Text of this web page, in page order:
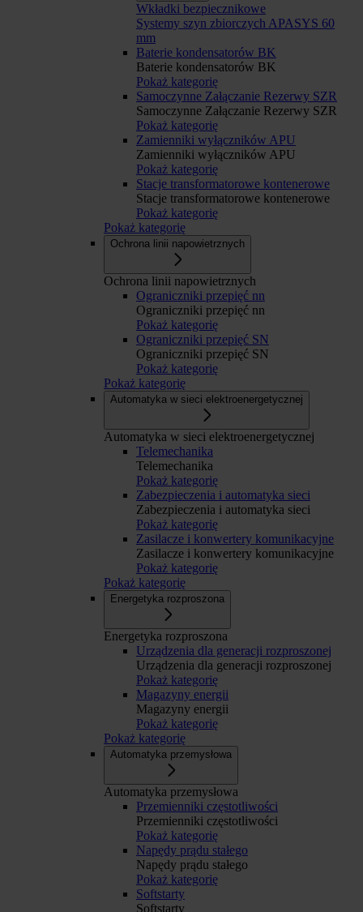
Wkładki bezpiecznikowe
Systemy szyn zbiorczych APASYS 60
mm
Baterie kondensatorów BK
Baterie kondensatorów BK
Pokaż kategorię
Samoczynne Załączanie Rezerwy SZR
Samoczynne Załączanie Rezerwy SZR
Pokaż kategorię
Zamienniki wyłączników APU
Zamienniki wyłączników APU
Pokaż kategorię
Stacje transformatorowe kontenerowe
Stacje transformatorowe kontenerowe
Pokaż kategorię
Pokaż kategorię
Ochrona linii napowietrznych
Ochrona linii napowietrznych
Ograniczniki przepięć nn
Ograniczniki przepięć nn
Pokaż kategorię
Ograniczniki przepięć SN
Ograniczniki przepięć SN
Pokaż kategorię
Pokaż kategorię
Automatyka w sieci elektroenergetycznej
Automatyka w sieci elektroenergetycznej
Telemechanika
Telemechanika
Pokaż kategorię
Zabezpieczenia i automatyka sieci
Zabezpieczenia i automatyka sieci
Pokaż kategorię
Zasilacze i konwertery komunikacyjne
Zasilacze i konwertery komunikacyjne
Pokaż kategorię
Pokaż kategorię
Energetyka rozproszona
Energetyka rozproszona
Urządzenia dla generacji rozproszonej
Urządzenia dla generacji rozproszonej
Pokaż kategorię
Magazyny energii
Magazyny energii
Pokaż kategorię
Pokaż kategorię
Automatyka przemysłowa
Automatyka przemysłowa
Przemienniki częstotliwości
Przemienniki częstotliwości
Pokaż kategorię
Napędy prądu stałego
Napędy prądu stałego
Pokaż kategorię
Softstarty
Softstarty